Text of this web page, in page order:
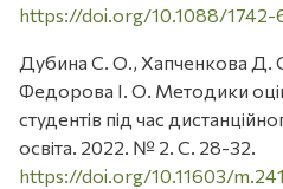
https://doi.org/10.1088/
Дубина С. О., Хапченкова Д.
Федорова І. О. Методики
студентів під час
освіта. 2022. № 2. С. 28-32.
https://doi.org/10.11603/